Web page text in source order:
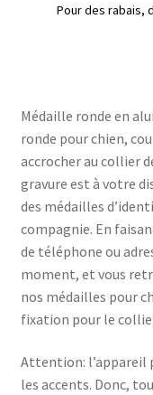
Pour des rabais,
Médaille ronde en
ronde pour chien,
accrocher au collier
gravure est à votre
des médailles
compagnie. En
de téléphone ou
moment, et vous
nos médailles pour
fixation pour le
Attention: l’appareil
les accents. Donc,